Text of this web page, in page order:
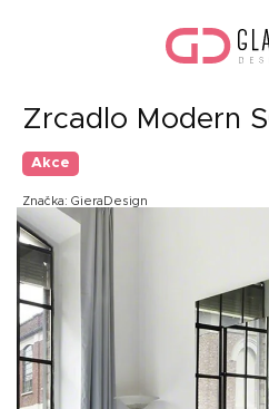
Zrcadlo Modern
Akce
Značka: GieraDesign